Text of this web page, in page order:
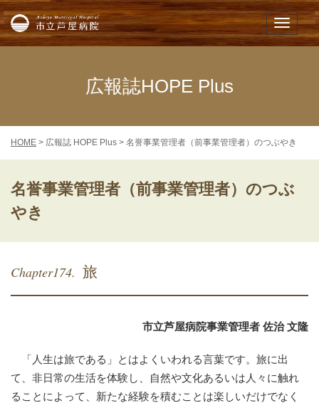
メニュー
市立芦屋病院
広報誌HOPE Plus
HOME > 広報誌 HOPE Plus > 名誉事業管理者（前事業管理者）のつぶやき
名誉事業管理者（前事業管理者）のつぶ
やき
Chapter174. 旅
市立芦屋病院事業管理者 佐治 文隆
「人生は旅である」とはよくいわれる言葉です。旅に出
て、非日常の生活を体験し、自然や文化あるいは人々に触れ
ることによって、新たな経験を積むことは楽しいだけでなく